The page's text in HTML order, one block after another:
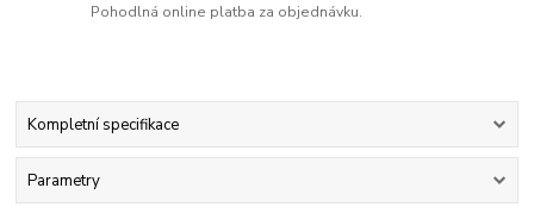
Pohodlná online platba za objednávku.
Kompletní specifikace
Parametry